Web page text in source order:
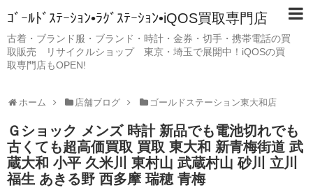
ｺﾞｰﾙﾄﾞｽﾃｰｼｮﾝ•ﾗｸﾞｽﾃｰｼｮﾝ•iQOS買取専門店
古着・ブランド服・ブランド・時計・金券・切手・携帯電話の買
取販売 リサイクルショップ 東京・埼玉で展開中！iQOSの買
取専門店もOPEN!
ホーム 店舗ブログ ゴールドステーション東大和店
Ｇショック メンズ 時計 新品でも電池切れでも
古くても超高価買取 買取 東大和 新青梅街道 武
蔵大和 小平 久米川 東村山 武蔵村山 砂川 立川
福生 あきる野 西多摩 瑞穂 青梅